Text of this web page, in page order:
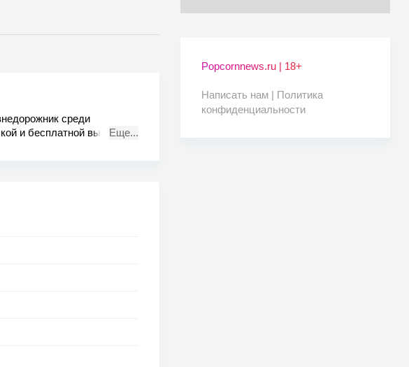
среди
и бесплатной выпивкой
Еще...
Popcornnews.ru | 18+
Написать нам | Политика
конфиденциальности